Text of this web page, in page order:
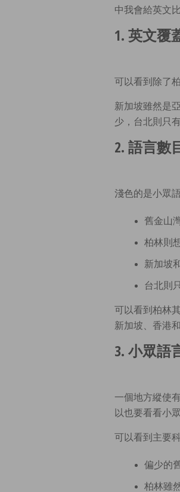
中我會給英文
1. 英文覆
可以看到除了
新加坡雖然是
少，台北則只
2. 語言數
淺色的是小眾
舊金山
柏林則
新加坡
台北則
可以看到柏林
新加坡、香港
3. 小眾語
一個地方縱使
以也要看看小
可以看到主要
偏少的
柏林雖